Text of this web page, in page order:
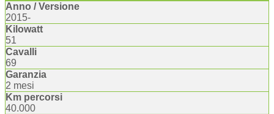
Anno / Versione
2015-
Kilowatt
51
Cavalli
69
Garanzia
2 mesi
Km percorsi
40.000